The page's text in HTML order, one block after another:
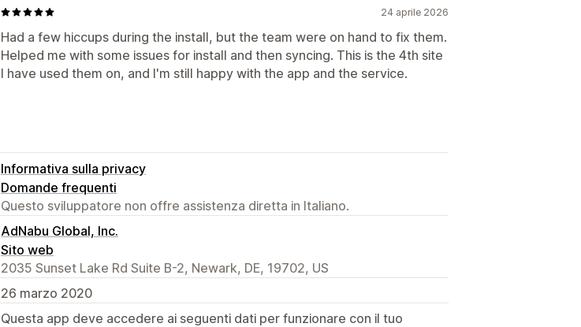
24 aprile 2026
Had a few hiccups during the install, but the team were on hand to fix them.
Helped me with some issues for install and then syncing. This is the 4th site
I have used them on, and I'm still happy with the app and the service.
Informativa sulla privacy
Domande frequenti
Questo sviluppatore non offre assistenza diretta in Italiano.
AdNabu Global, Inc.
Sito web
2035 Sunset Lake Rd Suite B-2, Newark, DE, 19702, US
26 marzo 2020
Questa app deve accedere ai seguenti dati per funzionare con il tuo